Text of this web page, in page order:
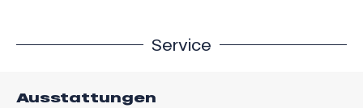
Service
Ausstattungen